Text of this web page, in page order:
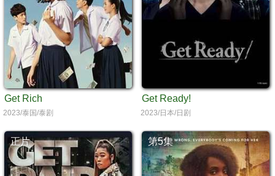
Get Rich
2023/泰国/泰剧
Get Ready!
2023/日本/日剧
正片 第5集